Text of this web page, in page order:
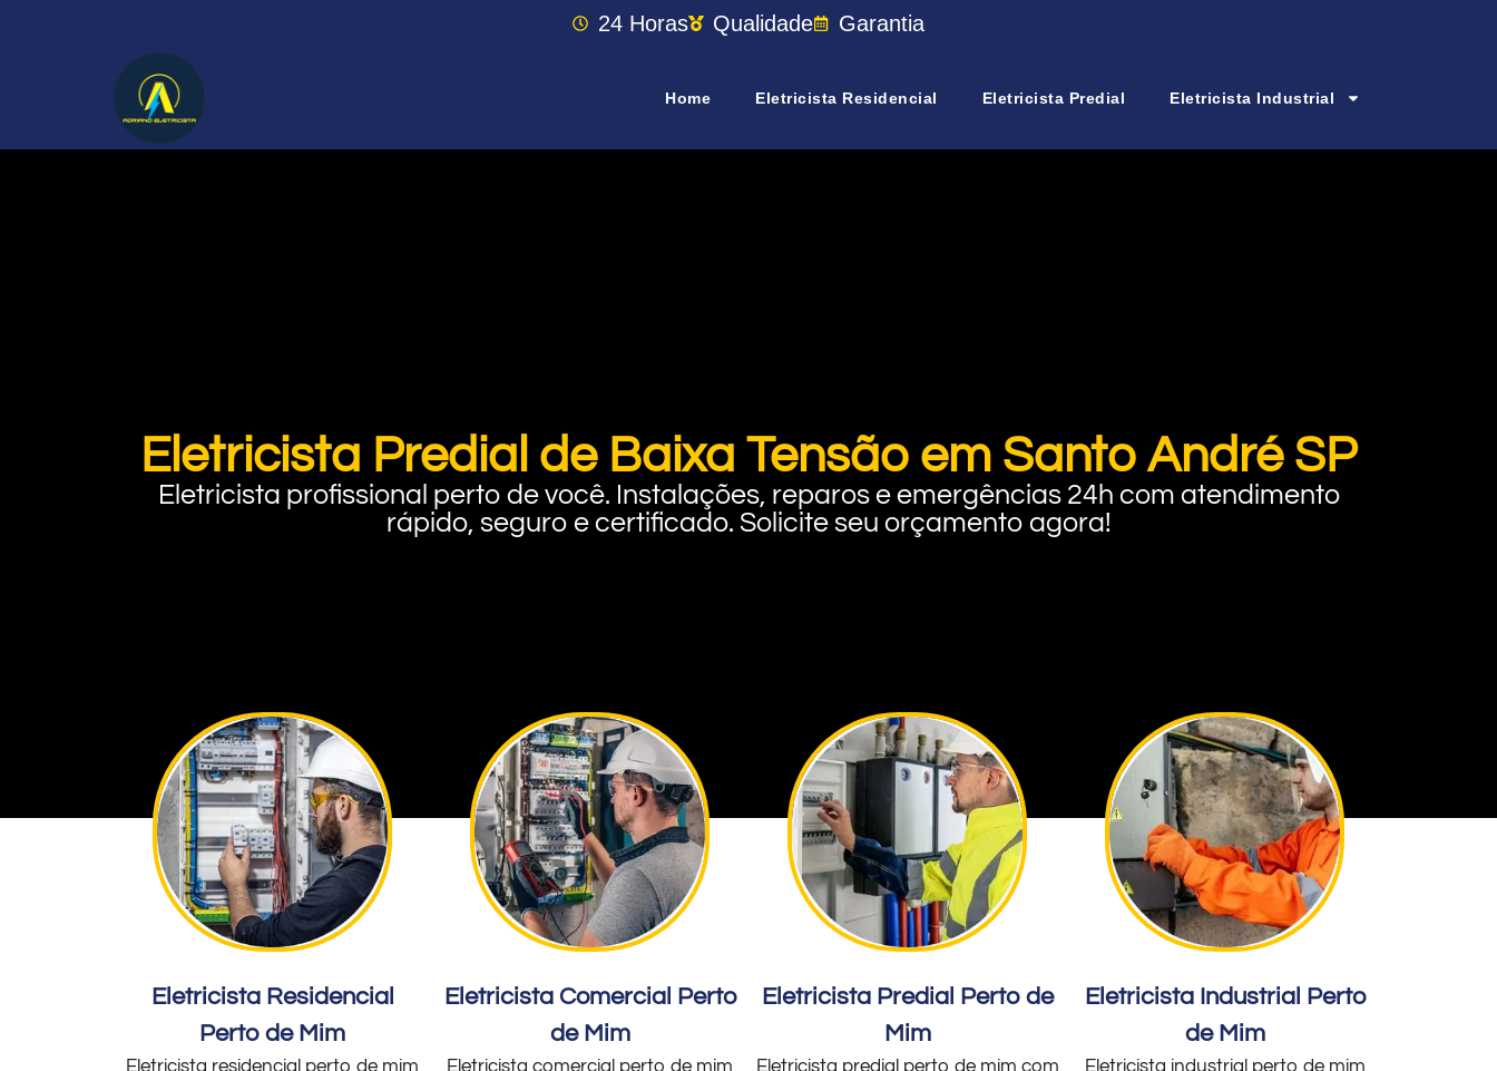
24 Horas Qualidade Garantia
Home Eletricista Residencial Eletricista Predial Eletricista Industrial
Eletricista Predial de Baixa Tensão em Santo André SP
Eletricista profissional perto de você. Instalações, reparos e emergências 24h com atendimento
rápido, seguro e certificado. Solicite seu orçamento agora!
Eletricista Residencial
Perto de Mim
Eletricista residencial perto de mim
Eletricista Comercial Perto
de Mim
Eletricista comercial perto de mim
Eletricista Predial Perto de
Mim
Eletricista predial perto de mim com
Eletricista Industrial Perto
de Mim
Eletricista industrial perto de mim